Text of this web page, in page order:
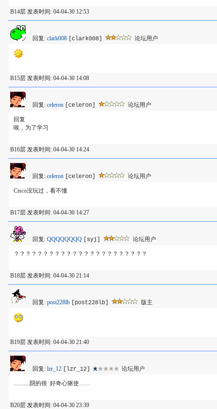
B14层 发表时间: 04-04-30 12:53
回复: clark008 [clark008] 论坛用户
B15层 发表时间: 04-04-30 14:08
回复: celeron [celeron] 论坛用户
回复
唉，为了学习
B16层 发表时间: 04-04-30 14:24
回复: celeron [celeron] 论坛用户
Cisco没玩过，看不懂
B17层 发表时间: 04-04-30 14:27
回复: QQQQQQQQ [syj] 论坛用户
？？？？？？？？？？？？？？？？？？？？？？？
B18层 发表时间: 04-04-30 21:14
回复: post228lb [post228lb] 版主
B19层 发表时间: 04-04-30 21:40
回复: lzr_12 [lzr_12] 论坛用户
...........阴的很 好奇心驱使……
B20层 发表时间: 04-04-30 23:39